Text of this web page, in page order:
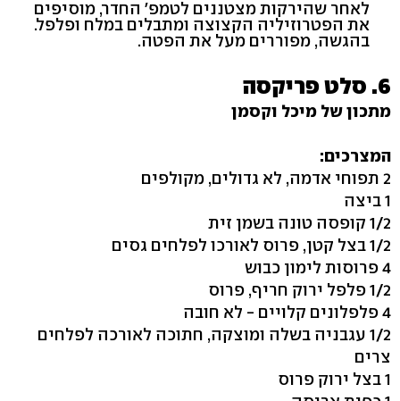
לאחר שהירקות מצטננים לטמפ' החדר, מוסיפים
את הפטרוזיליה הקצוצה ומתבלים במלח ופלפל.
בהגשה, מפוררים מעל את הפטה.
6. סלט פריקסה
מתכון של מיכל וקסמן
המצרכים:
2 תפוחי אדמה, לא גדולים, מקולפים
1 ביצה
1/2 קופסה טונה בשמן זית
1/2 בצל קטן, פרוס לאורכו לפלחים גסים
4 פרוסות לימון כבוש
1/2 פלפל ירוק חריף, פרוס
4 פלפלונים קלויים - לא חובה
1/2 עגבניה בשלה ומוצקה, חתוכה לאורכה לפלחים
צרים
1 בצל ירוק פרוס